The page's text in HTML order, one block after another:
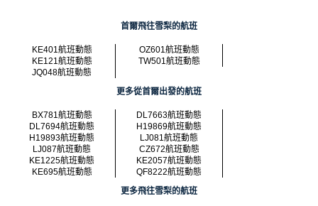
首爾飛往雪梨的航班
KE401航班動態
OZ601航班動態
KE121航班動態
TW501航班動態
JQ048航班動態
更多從首爾出發的航班
BX781航班動態
DL7663航班動態
DL7694航班動態
H19869航班動態
H19893航班動態
LJ081航班動態
LJ087航班動態
CZ672航班動態
KE1225航班動態
KE2057航班動態
KE695航班動態
QF8222航班動態
更多飛往雪梨的航班